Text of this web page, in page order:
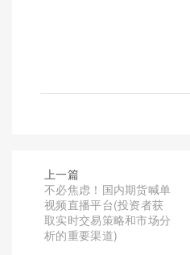
上一篇
不必焦虑！国内期货喊单
视频直播平台(投资者获
取实时交易策略和市场分
析的重要渠道)